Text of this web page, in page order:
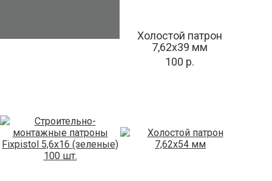
Холостой патрон
7,62х39 мм
100 р.